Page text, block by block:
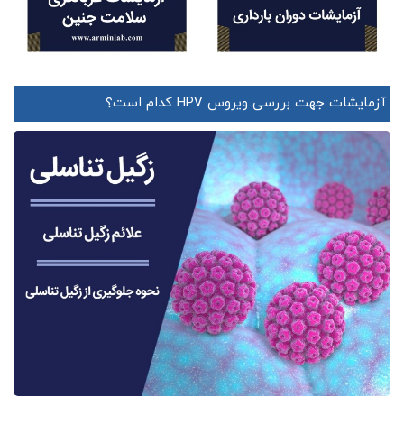
آزمایشات جهت بررسی ویروس HPV کدام است؟